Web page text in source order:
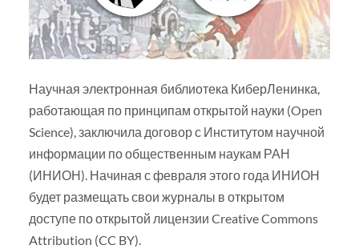
Научная электронная библиотека КиберЛенинка,
работающая по принципам открытой науки (Open
Science), заключила договор с Институтом научной
информации по общественным наукам РАН
(ИНИОН). Начиная с февраля этого года ИНИОН
будет размещать свои журналы в открытом
доступе по открытой лицензии Creative Commons
Attribution (CC BY).